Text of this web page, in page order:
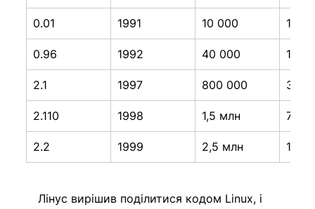
0.01 1991 10 000 1
0.96 1992 40 000 1
2.1 1997 800 000 3,5
2.110 1998 1,5 млн 7,5
2.2 1999 2,5 млн 12
Лінус вирішив поділитися кодом Linux, і